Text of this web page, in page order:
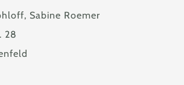
Sabine Roemer
28